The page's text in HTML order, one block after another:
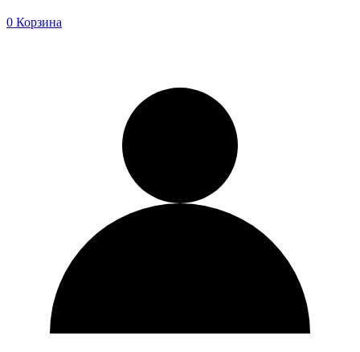
0 Корзина